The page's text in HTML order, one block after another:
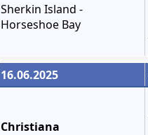
Sherkin Island -
Horseshoe Bay
16.06.2025
Christiana